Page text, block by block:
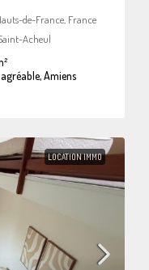
de-France, France
Acheul
Amiens
LOCATION IMMO